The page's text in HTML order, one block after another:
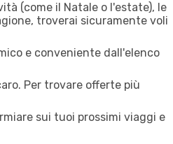
(come il Natale o l'estate), le
troverai sicuramente voli
e conveniente dall'elenco
Per trovare offerte più
sui tuoi prossimi viaggi e